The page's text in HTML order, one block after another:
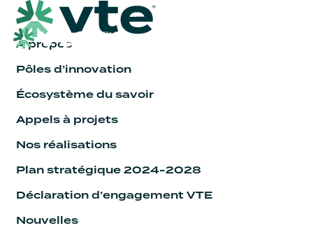
À propos
Pôles d’innovation
Écosystème du savoir
Appels à projets
Nos réalisations
Plan stratégique 2024-2028
Déclaration d’engagement VTE
Nouvelles